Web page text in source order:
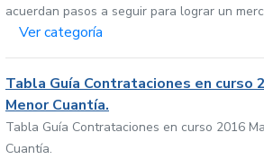
acuerdan pasos a seguir para lograr un
Ver categoría
Tabla Guía Contrataciones en curso
Menor Cuantía.
Tabla Guía Contrataciones en curso 2016
Cuantía.